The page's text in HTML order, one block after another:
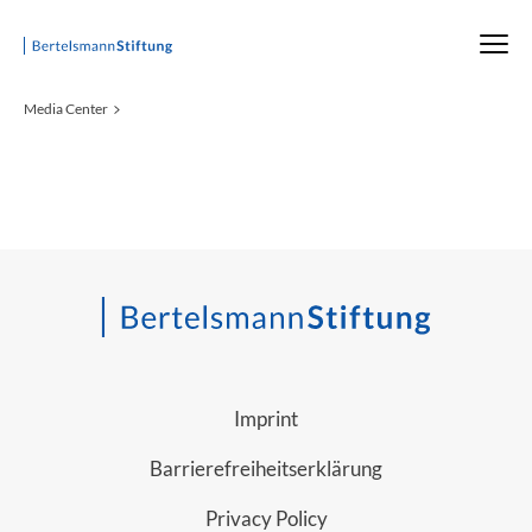
Startseite
Media Center
Imprint
Barrierefreiheitserklärung
Privacy Policy